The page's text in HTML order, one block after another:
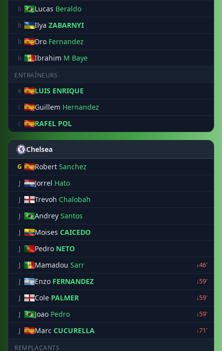
b Lucas Beraldo
b Ilya ZABARNYI
b Dro Fernandez
b Ibrahim M Baye
ENTRAÎNEURS
e
LUIS ENRIQUE
c Guillem Hernandez
c RAFEL POL
Chelsea
G Robert Sanchez
J Jorrel Hato
J Trevoh Chalobah
J Andrey Santos
J Moises CAICEDO
J Pedro NETO
J Mamadou Sarr
↓46'
J
Enzo FERNANDEZ
↓59'
J
Cole PALMER
↓59'
J
Joao Pedro
↓59'
J
Marc CUCURELLA ↓71'
REMPLAÇANTS